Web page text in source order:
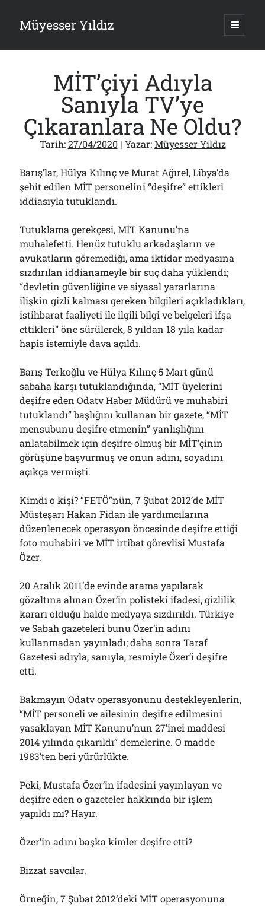
Müyesser Yıldız ana
Yan
Menü
Son Yazılar
Gazi’den Milletvekillerine Kurşun Gibi Sözler!..
Türkiye 2.0’a Gidiş!..
05/08/2026
15 Temmuz Soruları… Nasuh Mahruki’nin “Suçu”!..
Er Gaziler 20 Gün Sonra Gelen MSB Heyetine Böyle İsyan Etti:“Bizi
Teröristlere G……yle Güldürdünüz”
01/08/2026
Papazın “Komutanı” Ayasofya ve Patrikhane İçin ABD’yi Göreve
Çağırdı!..
31/07/2026
Arşivler
Arşivler
MİT’çiyi Adıyla
Sanıyla TV’ye
Çıkaranlara Ne Oldu?
Tarih:27/04/2020| Yazar:Müyesser Yıldız
Barış’lar, Hülya Kılınç ve Murat Ağırel, Libya’da
şehit edilen MİT personelini “deşifre” ettikleri
iddiasıyla tutuklandı.
Tutuklama gerekçesi, MİT Kanunu’na
muhalefetti. Henüz tutuklu arkadaşların ve
avukatların göremediği, ama iktidar medyasına
sızdırılan iddianameyle bir suç daha yüklendi;
“devletin güvenliğine ve siyasal yararlarına
ilişkin gizli kalması gereken bilgileri açıkladıkları,
istihbarat faaliyeti ile ilgili bilgi ve belgeleri ifşa
ettikleri” öne sürülerek, 8 yıldan 18 yıla kadar
hapis istemiyle dava açıldı.
Barış Terkoğlu ve Hülya Kılınç 5 Mart günü
sabaha karşı tutuklandığında, “MİT üyelerini
deşifre eden Odatv Haber Müdürü ve muhabiri
tutuklandı” başlığını kullanan bir gazete, “MİT
mensubunu deşifre etmenin” yanlışlığını
anlatabilmek için deşifre olmuş bir MİT’çinin
görüşüne başvurmuş ve onun adını, soyadını
açıkça vermişti.
Kimdi o kişi? “FETÖ”nün, 7 Şubat 2012’de MİT
Müsteşarı Hakan Fidan ile yardımcılarına
düzenlenecek operasyon öncesinde deşifre ettiği
foto muhabiri ve MİT irtibat görevlisi Mustafa
Özer.
20 Aralık 2011’de evinde arama yapılarak
gözaltına alınan Özer’in polisteki ifadesi, gizlilik
kararı olduğu halde medyaya sızdırıldı. Türkiye
ve Sabah gazeteleri bunu Özer’in adını
kullanmadan yayınladı; daha sonra Taraf
Gazetesi adıyla, sanıyla, resmiyle Özer’i deşifre
etti.
Bakmayın Odatv operasyonunu destekleyenlerin,
“MİT personeli ve ailesinin deşifre edilmesini
yasaklayan MİT Kanunu’nun 27’inci maddesi
2014 yılında çıkarıldı” demelerine. O madde
1983’ten beri yürürlükte.
Peki, Mustafa Özer’in ifadesini yayınlayan ve
deşifre eden o gazeteler hakkında bir işlem
yapıldı mı? Hayır.
Özer’in adını başka kimler deşifre etti?
Bizzat savcılar.
Örneğin, 7 Şubat 2012’deki MİT operasyonuna